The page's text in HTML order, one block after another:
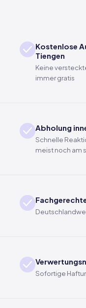
Kostenlose
Tiengen
Keine
immer gratis
Abholung
Schnelle
meist noch am
Sofortige